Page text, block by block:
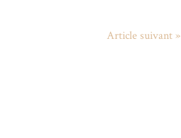
Article suivant »